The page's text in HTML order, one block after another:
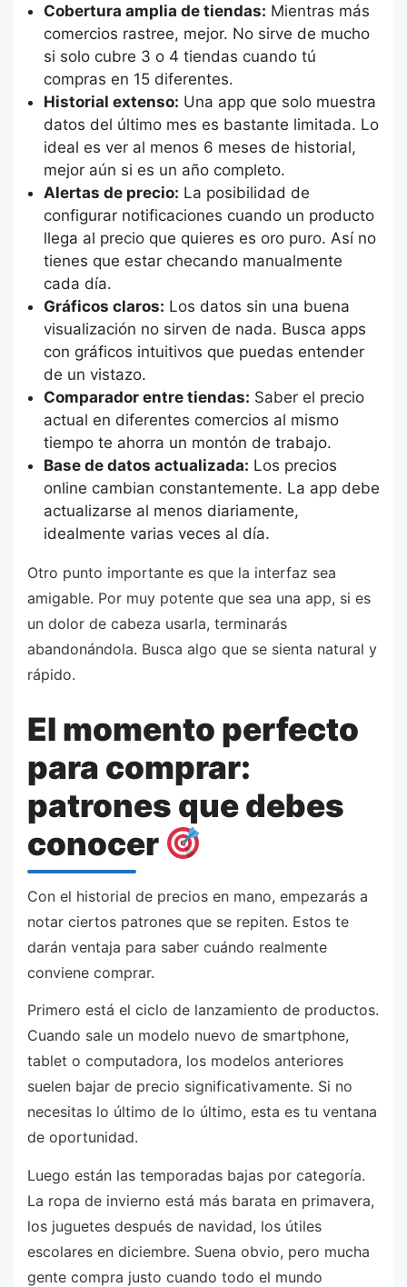
Cobertura amplia de tiendas: Mientras más
comercios rastree, mejor. No sirve de mucho
si solo cubre 3 o 4 tiendas cuando tú
compras en 15 diferentes.
Historial extenso: Una app que solo muestra
datos del último mes es bastante limitada. Lo
ideal es ver al menos 6 meses de historial,
mejor aún si es un año completo.
Alertas de precio: La posibilidad de
configurar notificaciones cuando un producto
llega al precio que quieres es oro puro. Así no
tienes que estar checando manualmente
cada día.
Gráficos claros: Los datos sin una buena
visualización no sirven de nada. Busca apps
con gráficos intuitivos que puedas entender
de un vistazo.
Comparador entre tiendas: Saber el precio
actual en diferentes comercios al mismo
tiempo te ahorra un montón de trabajo.
Base de datos actualizada: Los precios
online cambian constantemente. La app debe
actualizarse al menos diariamente,
idealmente varias veces al día.
Otro punto importante es que la interfaz sea
amigable. Por muy potente que sea una app, si es
un dolor de cabeza usarla, terminarás
abandonándola. Busca algo que se sienta natural y
rápido.
El momento perfecto
para comprar:
patrones que debes
conocer
Con el historial de precios en mano, empezarás a
notar ciertos patrones que se repiten. Estos te
darán ventaja para saber cuándo realmente
conviene comprar.
Primero está el ciclo de lanzamiento de productos.
Cuando sale un modelo nuevo de smartphone,
tablet o computadora, los modelos anteriores
suelen bajar de precio significativamente. Si no
necesitas lo último de lo último, esta es tu ventana
de oportunidad.
Luego están las temporadas bajas por categoría.
La ropa de invierno está más barata en primavera,
los juguetes después de navidad, los útiles
escolares en diciembre. Suena obvio, pero mucha
gente compra justo cuando todo el mundo